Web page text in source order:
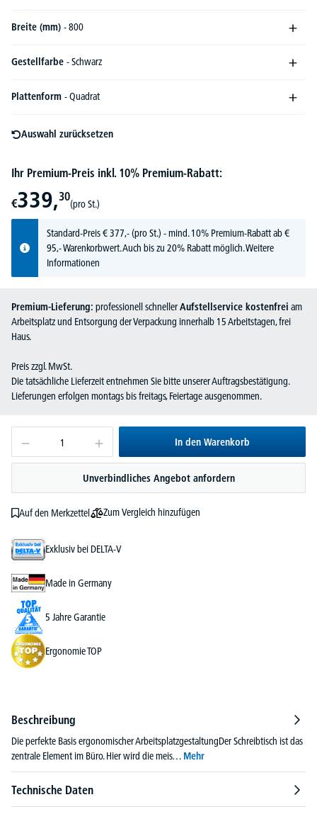
Breite (mm) - 800
Gestellfarbe - Schwarz
Plattenform - Quadrat
Auswahl zurücksetzen
Ihr Premium-Preis inkl. 10% Premium-Rabatt:
€339,30
(pro St.)
Standard-Preis€377,-(pro St.) - mind. 10% Premium-Rabatt ab €
95,- Warenkorbwert. Auch bis zu 20% Rabatt möglich.Weitere
Informationen
Premium-Lieferung: professionell schnellerAufstellservice kostenfrei am
Arbeitsplatz und Entsorgung der Verpackung innerhalb 15 Arbeitstagen, frei
Haus.
Preis zzgl. MwSt.
Die tatsächliche Lieferzeit entnehmen Sie bitte unserer Auftragsbestätigung.
Lieferungen erfolgen montags bis freitags, Feiertage ausgenommen.
In den Warenkorb
Unverbindliches Angebot anfordern
Auf den Merkzettel Zum Vergleich hinzufügen
Exklusiv bei DELTA-V
Made in Germany
5 Jahre Garantie
Ergonomie TOP
Beschreibung
Die perfekte Basis ergonomischer ArbeitsplatzgestaltungDer Schreibtisch ist das
zentrale Element im Büro. Hier wird die meis… Mehr
Technische Daten